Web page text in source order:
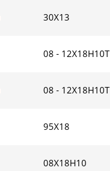
30Х13
08 - 12Х18Н10Т
08 - 12Х18Н10Т
95Х18
08Х18Н10